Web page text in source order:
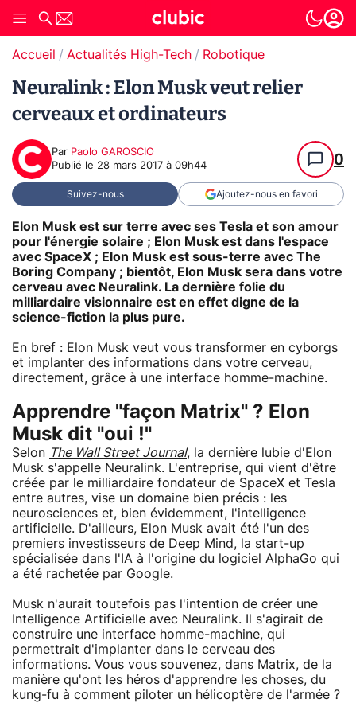
Accueil Actualités High-Tech Robotique
Neuralink : Elon Musk veut relier
cerveaux et ordinateurs
Par Paolo GAROSCIO
Publié le 28 mars 2017 à 09h44 0
Suivez-nous Ajoutez-nous en favori
Elon Musk est sur terre avec ses Tesla et son amour
pour l'énergie solaire ; Elon Musk est dans l'espace
avec SpaceX ; Elon Musk est sous-terre avec The
Boring Company ; bientôt, Elon Musk sera dans votre
cerveau avec Neuralink. La dernière folie du
milliardaire visionnaire est en effet digne de la
science-fiction la plus pure.
En bref : Elon Musk veut vous transformer en cyborgs
et implanter des informations dans votre cerveau,
directement, grâce à une interface homme-machine.
Apprendre "façon Matrix" ? Elon
Musk dit "oui !"
Selon The Wall Street Journal, la dernière lubie d'Elon
Musk s'appelle Neuralink. L'entreprise, qui vient d'être
créée par le milliardaire fondateur de SpaceX et Tesla
entre autres, vise un domaine bien précis : les
neurosciences et, bien évidemment, l'intelligence
artificielle. D'ailleurs, Elon Musk avait été l'un des
premiers investisseurs de Deep Mind, la start-up
spécialisée dans l'IA à l'origine du logiciel AlphaGo qui
a été rachetée par Google.
Musk n'aurait toutefois pas l'intention de créer une
Intelligence Artificielle avec Neuralink. Il s'agirait de
construire une interface homme-machine, qui
permettrait d'implanter dans le cerveau des
informations. Vous vous souvenez, dans Matrix, de la
manière qu'ont les héros d'apprendre les choses, du
kung-fu à comment piloter un hélicoptère de l'armée ?